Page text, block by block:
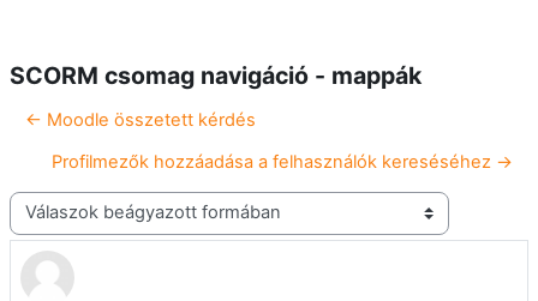
SCORM csomag navigáció - mappák
← Moodle összetett kérdés
Profilmezők hozzáadása a felhasználók kereséséhez →
Megjelenítési mód